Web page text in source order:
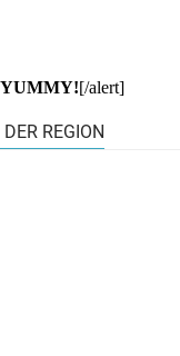
YUMMY![/alert]